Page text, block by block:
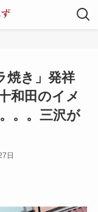
焼き」発祥
和田のイメ
。。三沢が
日